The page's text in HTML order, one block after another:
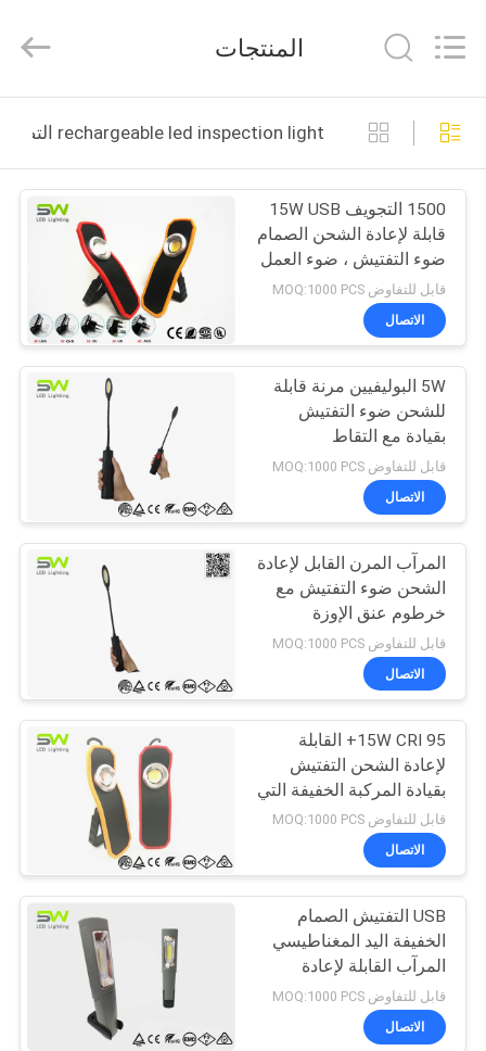
المنزل
المنتجات
فيديوهات
حولنا
جولة
المصنع
مراقبة
الجودة
اتصل
أخبار
القضايا
خريطة
الموقع
سياسة
الخصوصية
Trade
Rights
المنتجات
rechargeable led inspection light التصنيع عبر الإنترنت
1500 التجويف 15W USB
قابلة لإعادة الشحن الصمام
ضوء التفتيش ، ضوء العمل
المحمولة
قابل للتفاوض MOQ:1000 PCS
الاتصال
5W البوليفيين مرنة قابلة
للشحن ضوء التفتيش
بقيادة مع التقاط
المغناطيسي وقاعدة
قابل للتفاوض MOQ:1000 PCS
الاتصال
المرآب المرن القابل لإعادة
الشحن ضوء التفتيش مع
خرطوم عنق الإوزة
والمغناطيس
قابل للتفاوض MOQ:1000 PCS
الاتصال
15W CRI 95+ القابلة
لإعادة الشحن التفتيش
بقيادة المركبة الخفيفة التي
تفصل قاعدة مغناطيسية
خفيفة
قابل للتفاوض MOQ:1000 PCS
الاتصال
USB التفتيش الصمام
الخفيفة اليد المغناطيسي
المرآب القابلة لإعادة
الشحن مصباح التفتيش
قابل للتفاوض MOQ:1000 PCS
الاتصال